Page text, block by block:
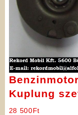
Kuplung
28 500Ft